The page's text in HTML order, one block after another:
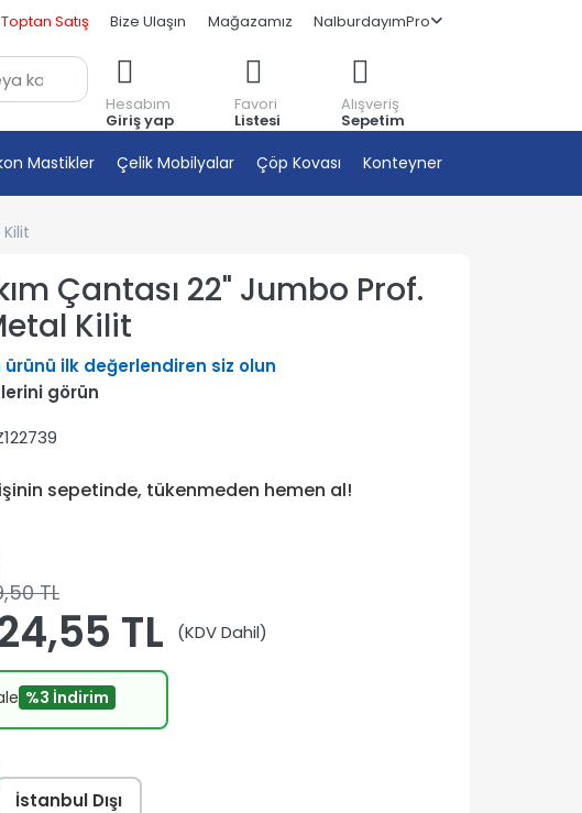
Toptan Satış Bize Ulaşın Mağazamız NalburdayımPro
Hesabım
Giriş yap
Favori
Listesi
Alışveriş
Sepetim
Mastikler Çelik Mobilyalar Çöp Kovası Konteyner
Çantası 22" Jumbo Prof.
Kilit
ürünü ilk değerlendiren siz olun
görün
sepetinde, tükenmeden hemen al!
TL
TL (KDV Dahil)
%3 İndirim
İstanbul Dışı